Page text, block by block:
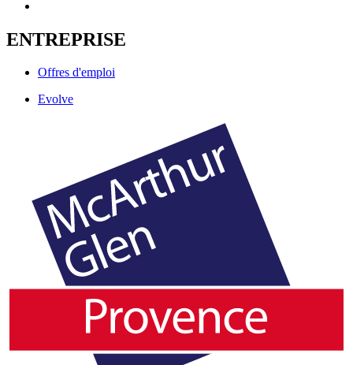
ENTREPRISE
Offres d'emploi
Evolve